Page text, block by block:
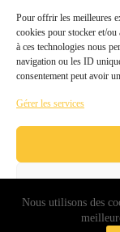
Pour offrir les meilleures
cookies pour stocker et/
à ces technologies nous
navigation ou les ID
consentement peut avoir
Gérer les services
Nous utilisons des
Copyright ©